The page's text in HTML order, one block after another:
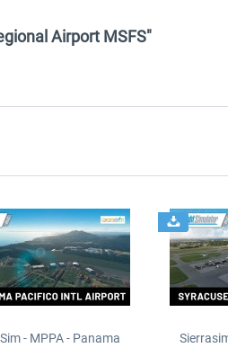
Airport MSFS"
- MPPA - Panama